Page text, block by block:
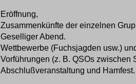
Eröffnung,
Zusammenkünfte der einzelnen
Geselliger Abend.
Wettbewerbe (Fuchsjagden usw.)
Vorführungen (z. B. QSOs zwischen
Abschlußveranstaltung und Hamfest.